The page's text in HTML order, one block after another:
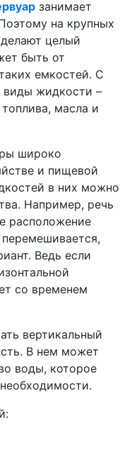
занимает
на крупных
целый
быть от
емкостей. С
виды жидкости –
масла и
широко
и пищевой
в них можно
Например, речь
расположение
Ведь если
со временем
вертикальный
В нем может
воды, которое